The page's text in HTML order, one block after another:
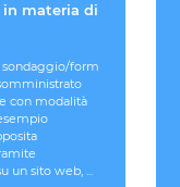
materia di
sondaggio/form
con modalità
un sito web, ...